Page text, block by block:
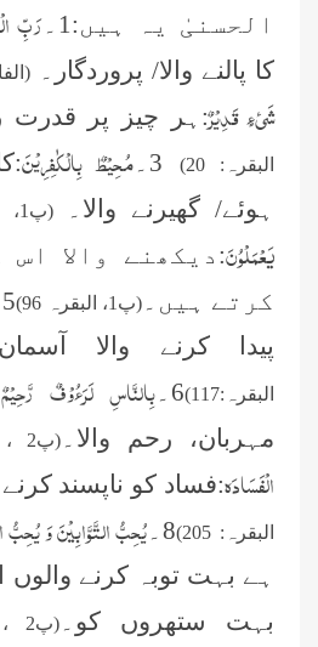
الحسنیٰ یہ ہیں:1۔
رَبِّ
کا پالنے والا/ پروردگار۔
شَیٔءٍ قَدِیْرٌ:ہر چیز پر قدرت
البقرہ: 20) 3۔ مُحِیْطٌ بِالْکٰفِرِیْنَ
ہوئے/ گھیرنے والا۔
(پ1، البقرہ 19)
یَعْمَلْوُنَ:دیکھنے والا
کرتے ہیں۔(پ1، البقرہ 96) 5۔
پیدا کرنے والا
البقرہ:117) 6 ۔بِالنَّاسِ لَرَءُوْفٌ رَّحِیْمٌ
مہربان،
رحم والا۔ (پ2 ،
الْفَسَادَہ:فساد کو ناپسند کرنے
البقرہ: 205)
8۔یُحِبُّالتَّوَّابِیْنَوَیُحِبُّ
ہے بہت توبہ کرنے والوں
بہت
ستھروں کو۔ (پ2 ،